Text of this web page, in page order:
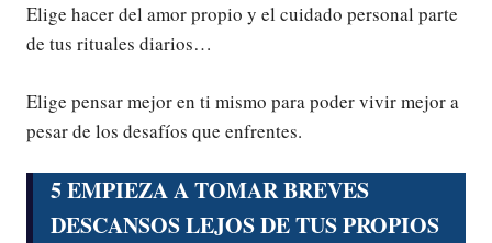
Elige hacer del amor propio y el cuidado personal parte
de tus rituales diarios…
Elige pensar mejor en ti mismo para poder vivir mejor a
pesar de los desafíos que enfrentes.
5 EMPIEZA A TOMAR BREVES
DESCANSOS LEJOS DE TUS PROPIOS